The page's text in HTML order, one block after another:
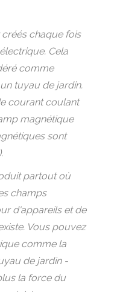
chaque fois
Cela
comme
tuyau de jardin.
courant coulant
magnétique
sont
partout où
champs
d'appareils et de
Vous pouvez
comme la
de jardin -
la force du